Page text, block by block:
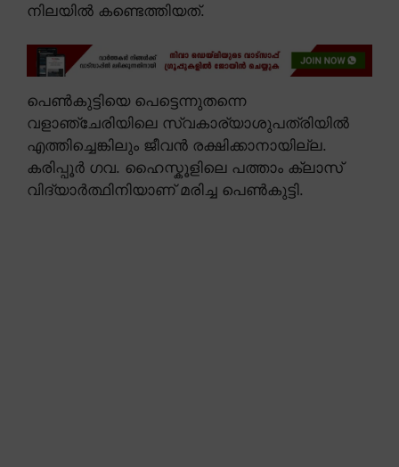
നിലയിൽ കണ്ടെത്തിയത്.
പെൺകുട്ടിയെ പെട്ടെന്നുതന്നെ
വളാഞ്ചേരിയിലെ സ്വകാര്യാശുപത്രിയിൽ
എത്തിച്ചെങ്കിലും ജീവൻ രക്ഷിക്കാനായില്ല.
കരിപ്പൂർ ഗവ. ഹൈസ്കൂളിലെ പത്താം ക്ലാസ്
വിദ്യാർത്ഥിനിയാണ് മരിച്ച പെൺകുട്ടി.